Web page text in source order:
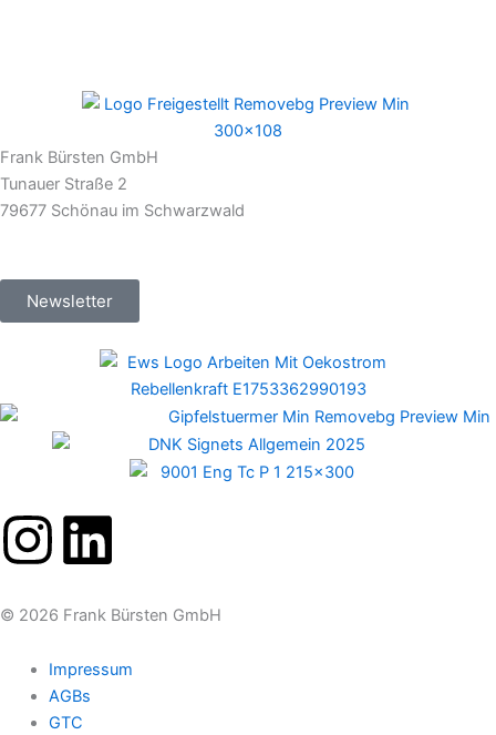
Frank Bürsten GmbH
Tunauer Straße 2
79677 Schönau im Schwarzwald
Newsletter
I
n
s
t
L
i
n
k
© 2026 Frank Bürsten GmbH
Impressum
AGBs
GTC